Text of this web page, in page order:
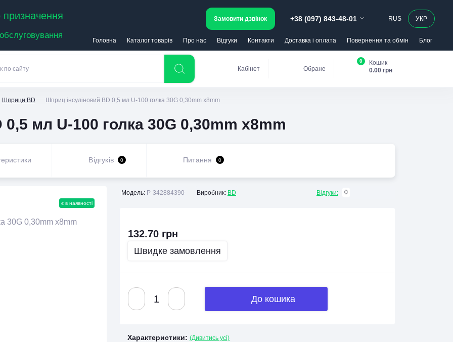
Замовити дзвінок +38 (097) 843-48-01 RUS УКР
Головна Каталог товарів Про нас Відгуки Контакти Доставка і оплата Повернення та обмін Блог
Кабінет Обране
Кошик
0.00 грн
0
Шприци BD Шприц інсуліновий BD 0,5 мл U-100 голка 30G 0,30mm х8mm
мл U-100 голка 30G 0,30mm х8mm
Відгуків 0 Питання 0
є в наявності
Модель: P-342884390 Виробник: BD Відгуки: 0
132.70 грн
Швидке замовлення
До кошика
Характеристики: (Дивитись усі)